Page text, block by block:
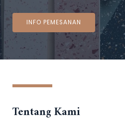
INFO PEMESANAN
Tentang Kami